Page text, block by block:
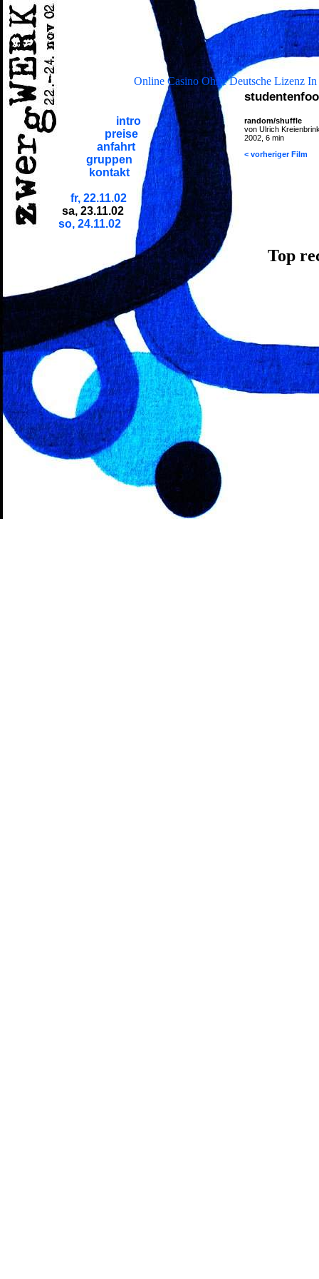
Online Casino Ohne Deutsche Lizenz In
intro
preise
anfahrt
gruppen
kontakt
fr, 22.11.02
sa, 23.11.02
so, 24.11.02
random/shuffle
von Ulrich
2002, 6 min
< vorheriger Film
Top